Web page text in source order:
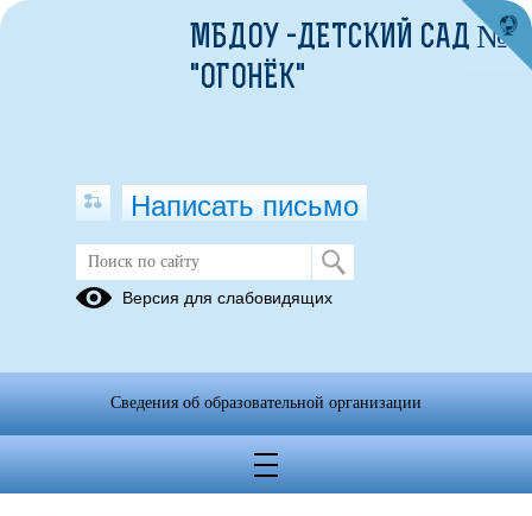
Питание
МБДОУ -ДЕТСКИЙ САД №8
"ОГОНЁК"
Написать письмо
Версия для слабовидящих
Сведения об образовательной организации